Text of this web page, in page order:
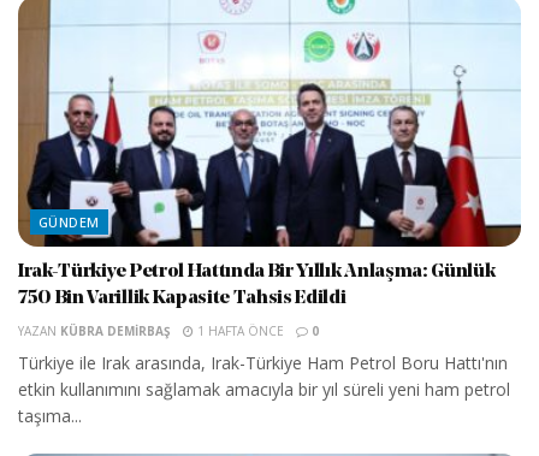
GÜNDEM
Irak-Türkiye Petrol Hattında Bir Yıllık Anlaşma: Günlük
750 Bin Varillik Kapasite Tahsis Edildi
YAZAN KÜBRA DEMIRBAŞ 1 HAFTA ÖNCE 0
Türkiye ile Irak arasında, Irak-Türkiye Ham Petrol Boru Hattı'nın
etkin kullanımını sağlamak amacıyla bir yıl süreli yeni ham petrol
taşıma...